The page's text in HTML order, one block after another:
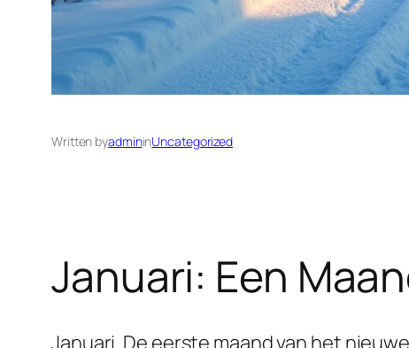
Written byadmininUncategorized
Januari: Een
Januari. De eerste maand van het